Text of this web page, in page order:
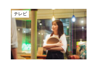
テレビ